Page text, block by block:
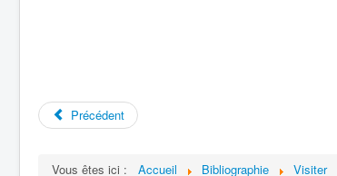
Précédent
Vous êtes ici : Accueil Bibliographie Visiter